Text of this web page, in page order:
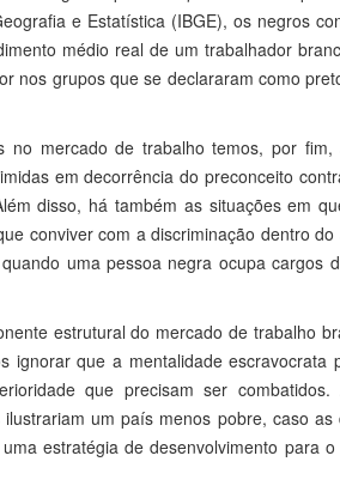
e Estatística (IBGE), os negros
médio real de um trabalhador
nos grupos que se declararam como
no mercado de trabalho temos, por
em decorrência do preconceito
disso, há também as situações em
conviver com a discriminação dentro
uma pessoa negra ocupa cargos
estrutural do mercado de trabalho
que a mentalidade escravocrata
que precisam ser
um país menos pobre, caso
estratégia de desenvolvimento para